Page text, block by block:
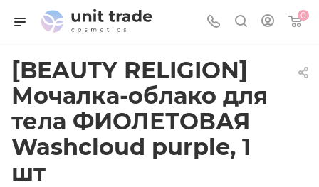
0
[BEAUTY RELIGION]
Мочалка-облако для
тела ФИОЛЕТОВАЯ
Washcloud purple, 1
шт